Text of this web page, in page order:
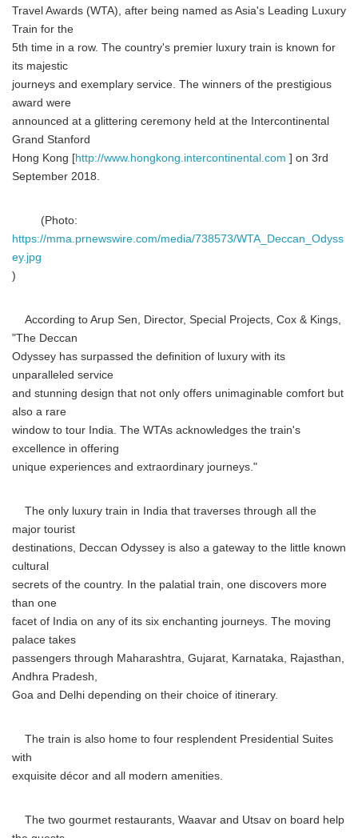
Travel Awards (WTA), after being named as Asia's Leading Luxury
Train for the
5th time in a row. The country's premier luxury train is known for
its majestic
journeys and exemplary service. The winners of the prestigious
award were
announced at a glittering ceremony held at the Intercontinental
Grand Stanford
Hong Kong [http://www.hongkong.intercontinental.com ] on 3rd
September 2018.
(Photo:
https://mma.prnewswire.com/media/738573/WTA_Deccan_Odyss
ey.jpg
)
According to Arup Sen, Director, Special Projects, Cox & Kings,
"The Deccan
Odyssey has surpassed the definition of luxury with its
unparalleled service
and stunning design that not only offers unimaginable comfort but
also a rare
window to tour India. The WTAs acknowledges the train's
excellence in offering
unique experiences and extraordinary journeys."
The only luxury train in India that traverses through all the
major tourist
destinations, Deccan Odyssey is also a gateway to the little known
cultural
secrets of the country. In the palatial train, one discovers more
than one
facet of India on any of its six enchanting journeys. The moving
palace takes
passengers through Maharashtra, Gujarat, Karnataka, Rajasthan,
Andhra Pradesh,
Goa and Delhi depending on their choice of itinerary.
The train is also home to four resplendent Presidential Suites
with
exquisite décor and all modern amenities.
The two gourmet restaurants, Waavar and Utsav on board help